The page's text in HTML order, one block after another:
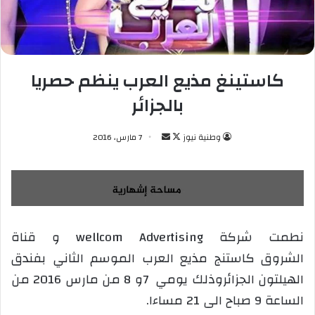
كاستينغ مذيع العرب ينظم حصريا
بالجزائر
وطنية نيوز
ت
ب
ع
ع
ى
X
س
ل
ب
ي
د
إ
ل
7 مارس، 2016
نطمت شركة wellcom Advertising و قناة
الشروق كاستنج مذيع العرب الموسم الثاني بفندق
الهيلتون الجزائروذلك يومي 7و 8 من مارس 2016 من
الساعة 9 صباح الى 21 مساءا.